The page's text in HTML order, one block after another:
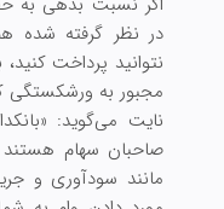
در نظر گرفته شده
نتوانید پرداخت
مجبور به ورشکستگی
نایت می‌گوید:
صاحبان سهام
مانند سودآوری و